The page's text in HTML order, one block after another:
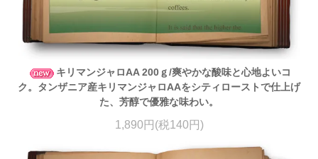
キリマンジャロAA 200ｇ/爽やかな酸味と心地よいコ
ク。タンザニア産キリマンジャロAAをシティローストで仕上げ
た、芳醇で優雅な味わい。
1,890円(税140円)